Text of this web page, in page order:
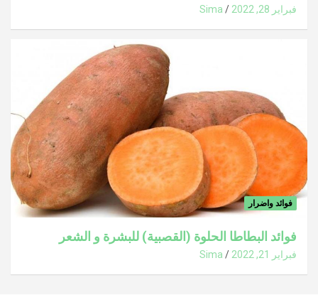
فبراير 28, 2022 Sima
فوائد واضرار
فوائد البطاطا الحلوة (القصبية) للبشرة و الشعر
فبراير 21, 2022 Sima